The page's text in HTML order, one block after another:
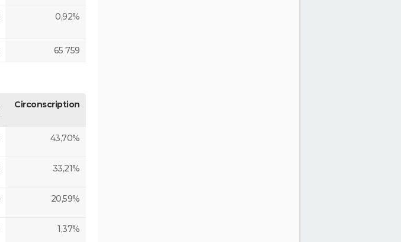
0,92%
65 759
Circonscription
43,70%
33,21%
20,59%
1,37%